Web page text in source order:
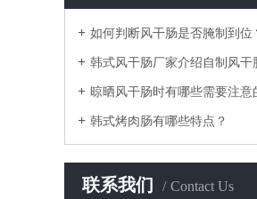
如何判断风干肠是否腌制到位
韩式风干肠厂家介绍自制风干
晾晒风干肠时有哪些需要注意
韩式烤肉肠有哪些特点？
联系我们 Contact Us